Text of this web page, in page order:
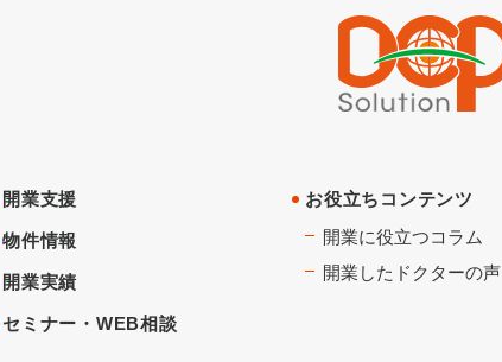
開業支援
物件情報
開業実績
セミナー・WEB相談
お役立ちコンテンツ
開業に役立つコラム
開業したドクターの声